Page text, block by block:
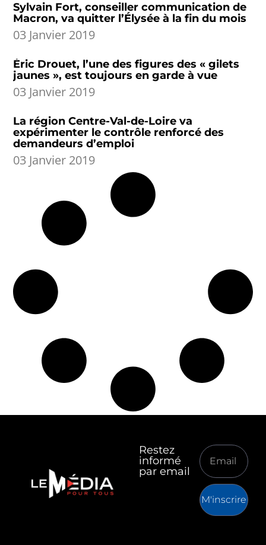
Sylvain Fort, conseiller communication de
Macron, va quitter l’Élysée à la fin du mois
03 Janvier 2019
Éric Drouet, l’une des figures des « gilets
jaunes », est toujours en garde à vue
03 Janvier 2019
La région Centre-Val-de-Loire va
expérimenter le contrôle renforcé des
demandeurs d’emploi
03 Janvier 2019
Restez
informé
par email
M'inscrire